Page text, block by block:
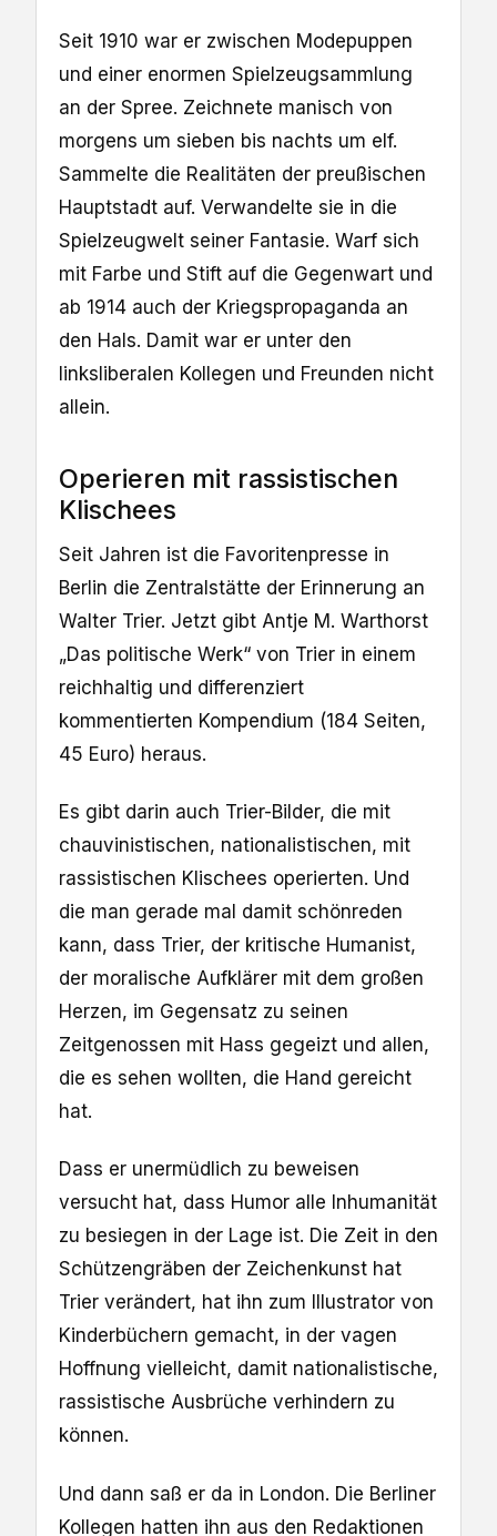
Seit 1910 war er zwischen Modepuppen
und einer enormen Spielzeugsammlung
an der Spree. Zeichnete manisch von
morgens um sieben bis nachts um elf.
Sammelte die Realitäten der preußischen
Hauptstadt auf. Verwandelte sie in die
Spielzeugwelt seiner Fantasie. Warf sich
mit Farbe und Stift auf die Gegenwart und
ab 1914 auch der Kriegspropaganda an
den Hals. Damit war er unter den
linksliberalen Kollegen und Freunden nicht
allein.
Operieren mit rassistischen
Klischees
Seit Jahren ist die Favoritenpresse in
Berlin die Zentralstätte der Erinnerung an
Walter Trier. Jetzt gibt Antje M. Warthorst
„Das politische Werk“ von Trier in einem
reichhaltig und differenziert
kommentierten Kompendium (184 Seiten,
45 Euro) heraus.
Es gibt darin auch Trier-Bilder, die mit
chauvinistischen, nationalistischen, mit
rassistischen Klischees operierten. Und
die man gerade mal damit schönreden
kann, dass Trier, der kritische Humanist,
der moralische Aufklärer mit dem großen
Herzen, im Gegensatz zu seinen
Zeitgenossen mit Hass gegeizt und allen,
die es sehen wollten, die Hand gereicht
hat.
Dass er unermüdlich zu beweisen
versucht hat, dass Humor alle Inhumanität
zu besiegen in der Lage ist. Die Zeit in den
Schützengräben der Zeichenkunst hat
Trier verändert, hat ihn zum Illustrator von
Kinderbüchern gemacht, in der vagen
Hoffnung vielleicht, damit nationalistische,
rassistische Ausbrüche verhindern zu
können.
Und dann saß er da in London. Die Berliner
Kollegen hatten ihn aus den Redaktionen